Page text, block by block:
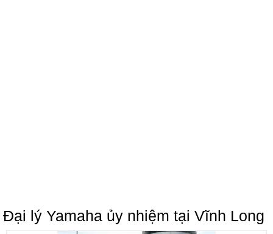
Đại lý Yamaha ủy nhiệm tại Vĩnh Long